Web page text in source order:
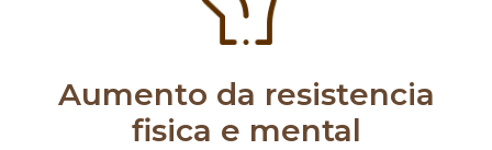
Aumento da resistencia
fisica e mental